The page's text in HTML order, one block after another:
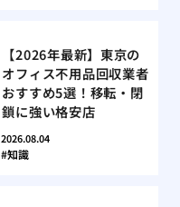
【2026年最新】東京の
オフィス不用品回収業者
おすすめ5選！移転・閉
鎖に強い格安店
2026.08.04
知識